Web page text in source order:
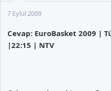
7 Eylül 2009
Cevap: EuroBasket 2009 |
|22:15 | NTV